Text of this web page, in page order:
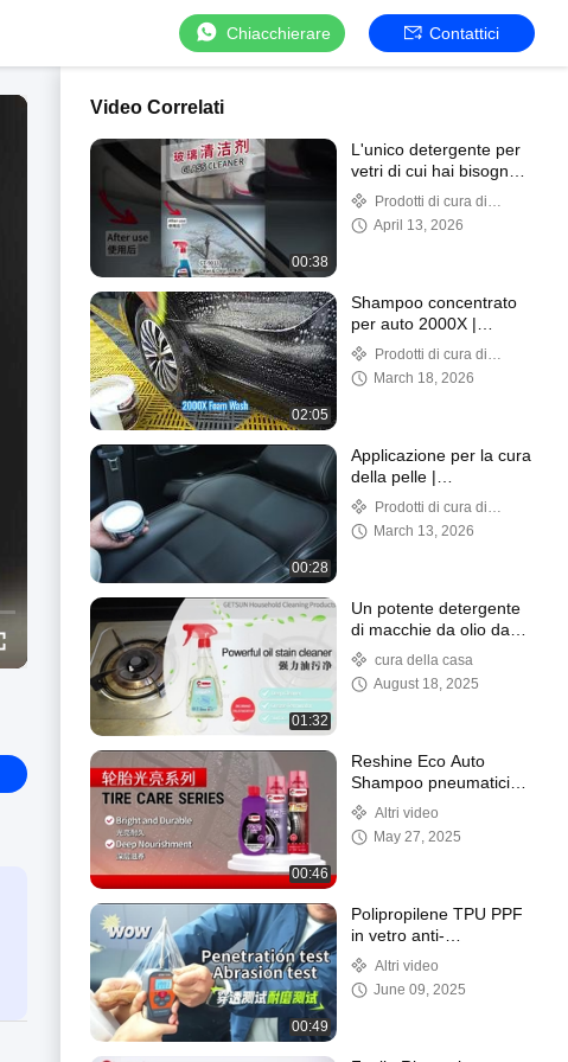
Chiacchierare Contattici
Video Correlati
00:38
L'unico detergente per
vetri di cui hai bisogno!
Lucentezza multi-
superficie per auto e
casa
Prodotti di cura di
automobile
April 13, 2026
02:05
Shampoo concentrato
per auto 2000X |
Autolavaggio con
schiuma ricca e
processo di pulizia
Prodotti di cura di
automobile
March 18, 2026
00:28
Applicazione per la cura
della pelle |
Condizionamento
profondo e protezione
duratura per le superfici
Prodotti di cura di
automobile
March 13, 2026
01:32
Un potente detergente
di macchie da olio da
cucina.cura della casa
August 18, 2025
00:46
Reshine Eco Auto
Shampoo pneumatici
schiuma spray liquido
650ml
Altri video
May 27, 2025
00:49
Polipropilene TPU PPF
in vetro anti-
gialloramento pellicola
protettiva trasparente
per auto ad alta
Altri video
June 09, 2025